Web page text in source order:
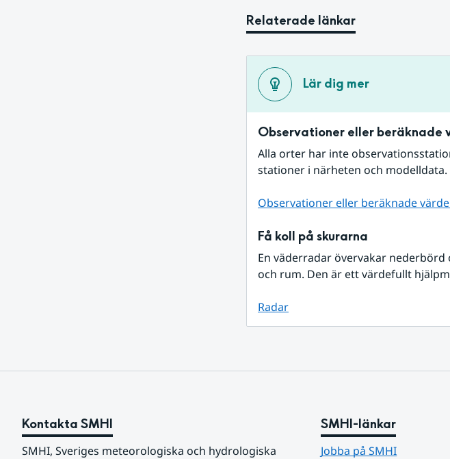
Relaterade länkar
Lär dig mer
Observationer eller beräknade
Alla orter har inte
stationer i närheten och modelldata.
Observationer eller beräknade
Få koll på skurarna
En väderradar övervakar
och rum. Den är ett värdefullt
Radar
Kontakta SMHI
SMHI, Sveriges meteorologiska och hydrologiska
SMHI-länkar
Jobba på SMHI